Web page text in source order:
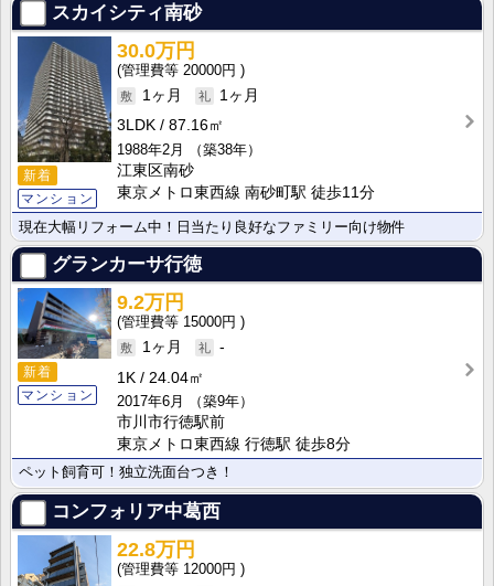
スカイシティ南砂
新着
マンション
30.0万円
20000円
1ヶ月
1ヶ月
3LDK
87.16㎡
1988年2月
（築38年）
江東区南砂
東京メトロ東西線 南砂町駅 徒歩11分
現在大幅リフォーム中！日当たり良好なファミリー向け物件
グランカーサ行徳
新着
マンション
9.2万円
15000円
1ヶ月
-
1K
24.04㎡
2017年6月
（築9年）
市川市行徳駅前
東京メトロ東西線 行徳駅 徒歩8分
ペット飼育可！独立洗面台つき！
コンフォリア中葛西
22.8万円
12000円